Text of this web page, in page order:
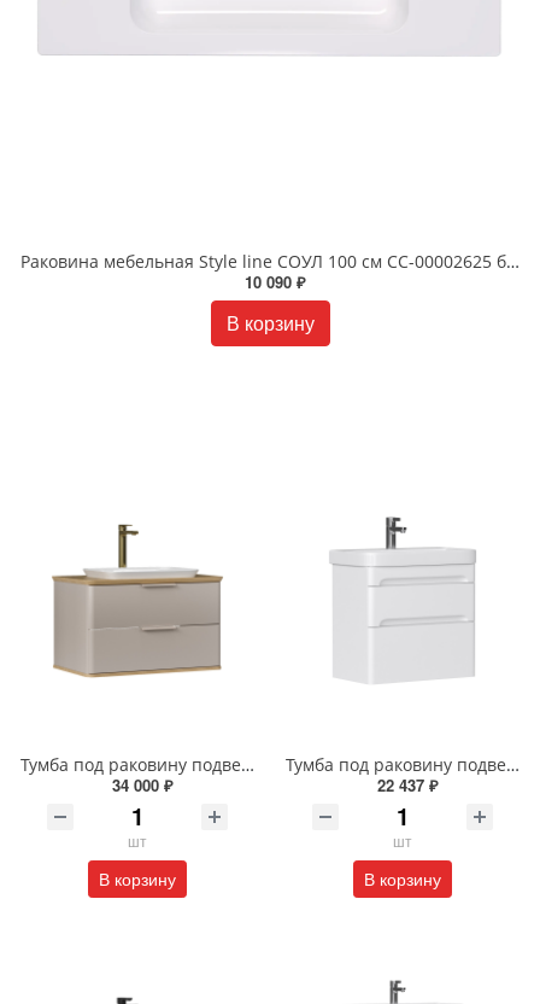
Раковина мебельная Style line СОУЛ 100 см СС-00002625 белая
10 090 ₽
В корзину
Тумба под раковину подвесная EQUIL Десерт 80.2Я/Desert 80.2Y с ручками в цвет амарок tpDSRT80.2Y-25R амарок/дуб
34 000 ₽
шт
В корзину
Тумба под раковину подвесная EQUIL Найс 70 см tpNICE70.2Y-05 белая
22 437 ₽
шт
В корзину